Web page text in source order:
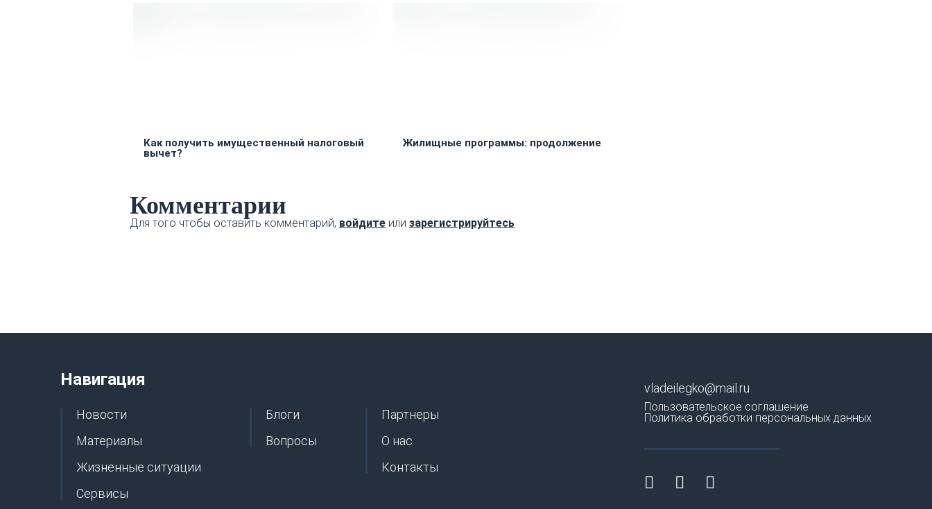
Как получить имущественный налоговый
вычет?
Жилищные программы: продолжение
Комментарии
Для того чтобы оставить комментарий, войдите или зарегистрируйтесь
Навигация
Новости
Материалы
Жизненные ситуации
Сервисы
Блоги
Вопросы
Партнеры
О нас
Контакты
vladeilegko@mail.ru
Пользовательское соглашение
Политика обработки персональных данных